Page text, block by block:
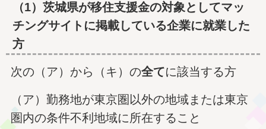
（1）茨城県が移住支援金の対象としてマッ
チングサイトに掲載している企業に就業した
方
次の（ア）から（キ）の全てに該当する方
（ア）勤務地が東京圏以外の地域または東京
圏内の条件不利地域に所在すること